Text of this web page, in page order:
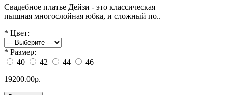
Свадебное платье Дейзи - это классическая
пышная многослойная юбка, и сложный по..
* Цвет:
* Размер:
40
42 44
46
19200.00р.